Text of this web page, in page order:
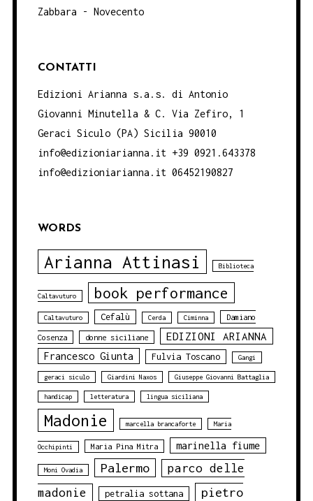
Zabbara - Novecento
CONTATTI
Edizioni Arianna s.a.s. di Antonio
Giovanni Minutella & C. Via Zefiro, 1
Geraci Siculo (PA) Sicilia 90010
info@edizioniarianna.it +39 0921.643378
info@edizioniarianna.it 06452190827
WORDS
Arianna Attinasi Biblioteca
Caltavuturo book performance
Caltavuturo Cefalù Cerda Ciminna Damiano
Cosenza donne siciliane EDIZIONI ARIANNA
Francesco Giunta Fulvia Toscano Gangi
geraci siculo Giardini Naxos Giuseppe Giovanni Battaglia
handicap letteratura lingua siciliana
Madonie marcella brancaforte Maria
Occhipinti Maria Pina Mitra marinella fiume
Moni Ovadia Palermo
parco delle
madonie
petralia sottana pietro